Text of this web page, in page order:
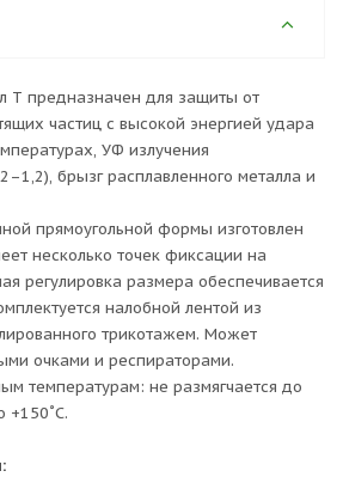
Т предназначен для защиты от
частиц с высокой энергией удара
УФ излучения
брызг расплавленного металла и
прямоугольной формы изготовлен
несколько точек фиксации на
регулировка размера обеспечивается
налобной лентой из
трикотажем. Может
очками и респираторами.
температурам: не размягчается до
+150˚С.